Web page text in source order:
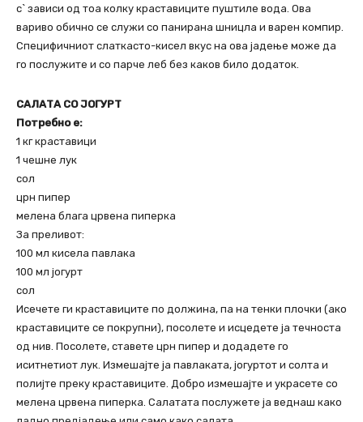
с` зависи од тоа колку краставиците пуштиле вода. Ова
вариво обично се служи со панирана шницла и варен компир.
Специфичниот слаткасто-кисел вкус на ова јадење може да
го послужите и со парче леб без каков било додаток.
САЛАТА СО ЈОГУРТ
Потребно е:
1 кг краставици
1 чешне лук
сол
црн пипер
мелена блага црвена пиперка
За преливот:
100 мл кисела павлака
100 мл јогурт
сол
Исечете ги краставиците по должина, па на тенки плочки (ако
краставиците се покрупни), посолете и исцедете ја течноста
од нив. Посолете, ставете црн пипер и додадете го
иситнетиот лук. Измешајте ја павлаката, јогуртот и солта и
полијте преку краставиците. Добро измешајте и украсете со
мелена црвена пиперка. Салатата послужете ја веднаш како